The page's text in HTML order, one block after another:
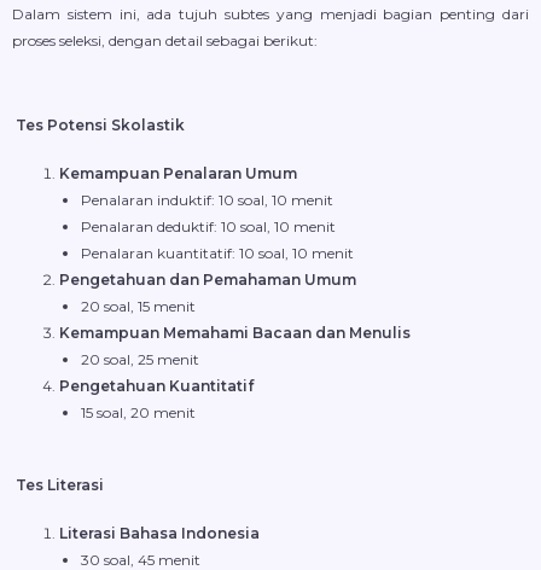
Dalam sistem ini, ada tujuh subtes yang menjadi bagian penting dari
proses seleksi, dengan detail sebagai berikut:
Tes Potensi Skolastik
Kemampuan Penalaran Umum
Penalaran induktif: 10 soal, 10 menit
Penalaran deduktif: 10 soal, 10 menit
Penalaran kuantitatif: 10 soal, 10 menit
Pengetahuan dan Pemahaman Umum
20 soal, 15 menit
Kemampuan Memahami Bacaan dan Menulis
20 soal, 25 menit
Pengetahuan Kuantitatif
15 soal, 20 menit
Tes Literasi
Literasi Bahasa Indonesia
30 soal, 45 menit